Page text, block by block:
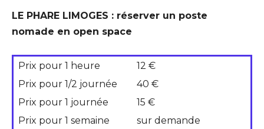
LE PHARE LIMOGES : réserver un poste
nomade en open space
Prix pour 1 heure
12 €
Prix pour 1/2 journée
40 €
Prix pour 1 journée
15 €
Prix pour 1 semaine
sur demande